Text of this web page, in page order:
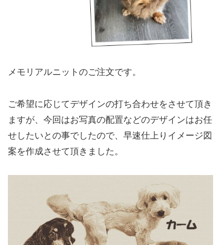
メモリアルニットのご注文です。
ご希望に応じてデザインの打ち合わせをさせて頂き
ますが、今回はお写真の配置などのデザインはお任
せしたいとの事でしたので、早速仕上りイメージ図
案を作成させて頂きました。